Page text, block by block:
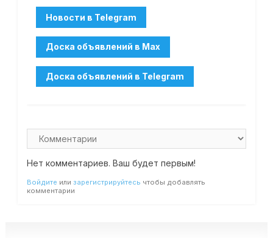
Нет комментариев. Ваш будет первым!
Войдите или зарегистрируйтесь чтобы добавлять
комментарии